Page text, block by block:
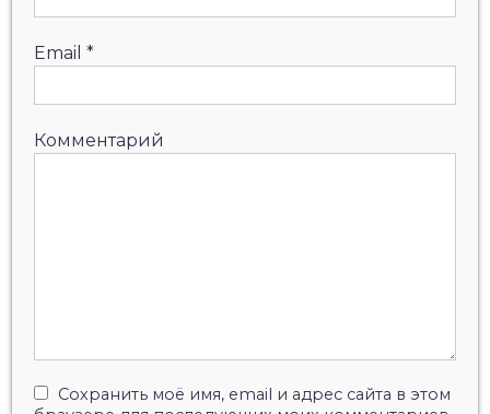
Email *
Комментарий
Сохранить моё имя, email и адрес сайта в этом